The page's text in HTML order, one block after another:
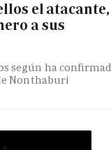
el atacante,
a sus
según ha
Nonthaburi